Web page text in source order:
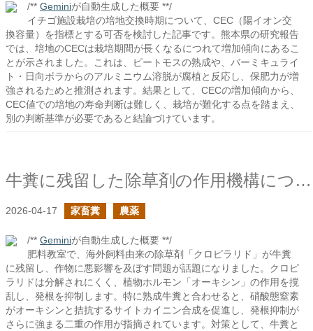
/** Geminiが自動生成した概要 **/
イチゴ施設栽培の培地交換時期について、CEC（陽イオン交
換容量）を指標とする可否を検討した記事です。熊本県の研究報告
では、培地のCECは栽培期間が長くなるにつれて増加傾向にあるこ
とが示されました。これは、ピートモスの熟成や、バーミキュライ
ト・日向ボラからのアルミニウム溶脱が腐植と反応し、保肥力が増
強されるためと推測されます。結果として、CECの増加傾向から、
CEC値での培地の寿命判断は難しく、栽培が難化する点を踏まえ、
別の判断基準が必要であると結論づけています。
牛糞に残留した除草剤の作用機構について
2026-04-17 家畜糞 農薬
/** Geminiが自動生成した概要 **/
肥料教室で、海外飼料由来の除草剤「クロピラリド」が牛糞
に残留し、作物に悪影響を及ぼす問題が話題になりました。クロピ
ラリドは分解されにくく、植物ホルモン「オーキシン」の作用を撹
乱し、発根を抑制します。特に熟成牛糞と合わせると、硝酸態窒素
がオーキシンと拮抗するサイトカイニン合成を促進し、発根抑制が
さらに強まる二重の作用が指摘されています。対策として、牛糞と